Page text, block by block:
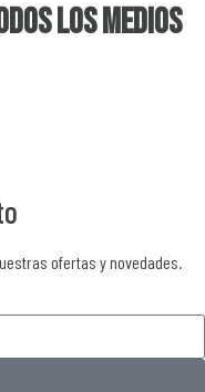
los medios
ofertas y novedades.